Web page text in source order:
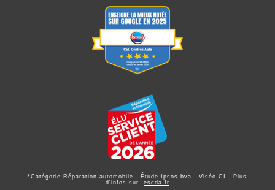
*Catégorie Réparation automobile - Étude Ipsos bva - Viséo CI - Plus
d'infos sur escda.fr